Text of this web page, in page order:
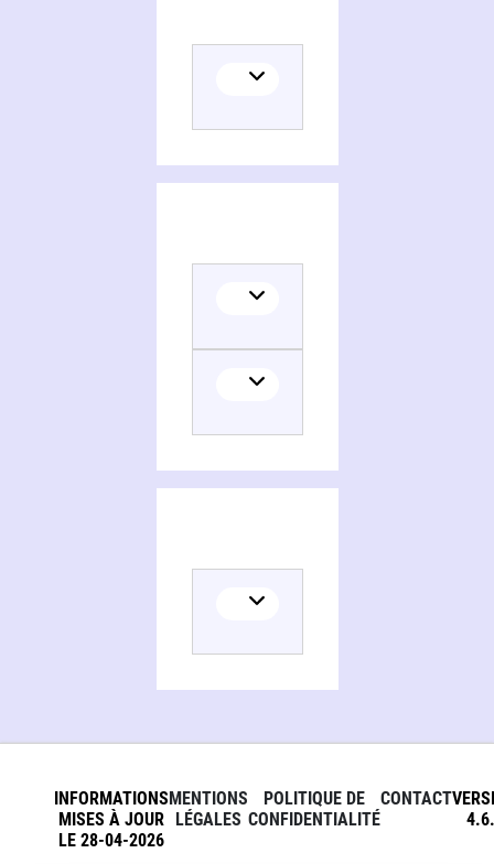
INFORMATIONS
MISES À JOUR
LE 28-04-2026
MENTIONS
LÉGALES
POLITIQUE DE
CONFIDENTIALITÉ
CONTACT